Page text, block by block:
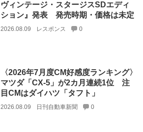
ヴィンテージ・スタージスSDエディ
ション』発表 発売時期・価格は未定
2026.08.09 レスポンス 0
〈2026年7月度CM好感度ランキング〉
マツダ「CX-5」が2カ月連続1位 注
目CMはダイハツ「タフト」
2026.08.09 日刊自動車新聞 0